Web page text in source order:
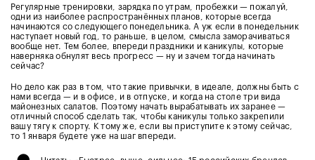
Регулярные тренировки, зарядка по утрам, пробежки — пожалуй,
одни из наиболее распространённых планов, которые всегда
начинаются со следующего понедельника. А уж если в понедельник
наступает новый год, то раньше, в целом, смысла заморачиваться
вообще нет. Тем более, впереди праздники и каникулы, которые
наверняка обнулят весь прогресс — ну и зачем тогда начинать
сейчас?
Но дело как раз в том, что такие привычки, в идеале, должны быть с
нами всегда — и в офисе, и в отпуске, и когда на столе три вида
майонезных салатов. Поэтому начать вырабатывать их заранее —
отличный способ сделать так, чтобы каникулы только закрепили
вашу тягу к спорту. К тому же, если вы приступите к этому сейчас,
то 1 января будете уже на шаг впереди.